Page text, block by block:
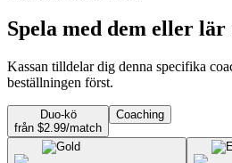
Spela med dem eller lär
Kassan tilldelar dig denna specifika
beställningen först.
Duo-kö
från $2.99/match
Coaching